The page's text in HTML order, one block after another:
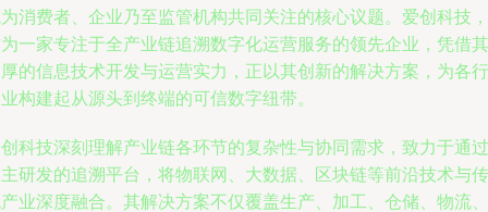
消费者、企业乃至监管机构共同关注的核心议题。爱创科技，
一家专注于全产业链追溯数字化运营服务的领先企业，凭借其
的信息技术开发与运营实力，正以其创新的解决方案，为各行
构建起从源头到终端的可信数字纽带。
科技深刻理解产业链各环节的复杂性与协同需求，致力于通过
研发的追溯平台，将物联网、大数据、区块链等前沿技术与传
业深度融合。其解决方案不仅覆盖生产、加工、仓储、物流、